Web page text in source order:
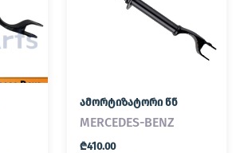
ამორტიზატორი წნ
MERCEDES-BENZ
₾410.00